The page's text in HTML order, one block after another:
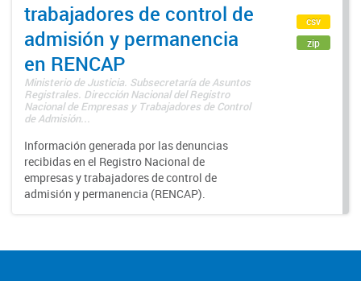
trabajadores de control de
admisión y permanencia
en RENCAP
Ministerio de Justicia. Subsecretaría de Asuntos
Registrales. Dirección Nacional del Registro
Nacional de Empresas y Trabajadores de Control
de Admisión...
Información generada por las denuncias
recibidas en el Registro Nacional de
empresas y trabajadores de control de
admisión y permanencia (RENCAP).
csv
zip